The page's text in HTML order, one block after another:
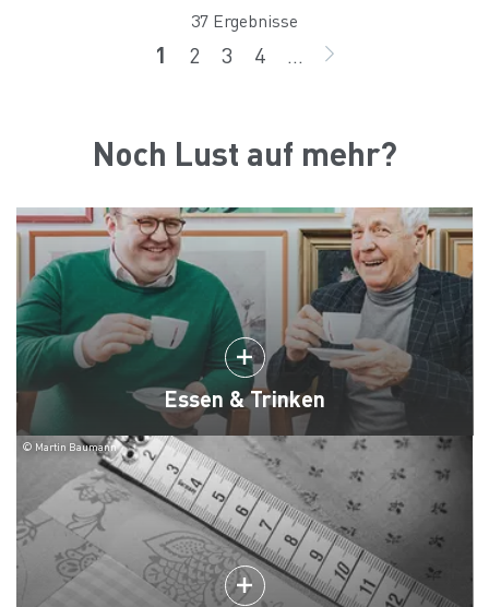
37 Ergebnisse
Seite
1 Seite
2 Seite
3 Seite
4 ... WEITER
Noch Lust auf mehr?
Essen & Trinken
© Martin Baumann